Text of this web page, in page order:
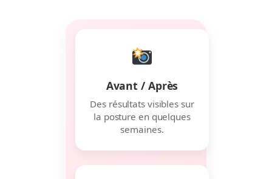
Avant / Après
Des résultats visibles sur
la posture en quelques
semaines.